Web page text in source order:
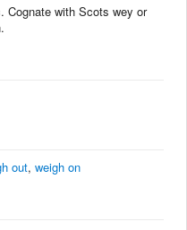
Cognate with Scots wey or
out, weigh on